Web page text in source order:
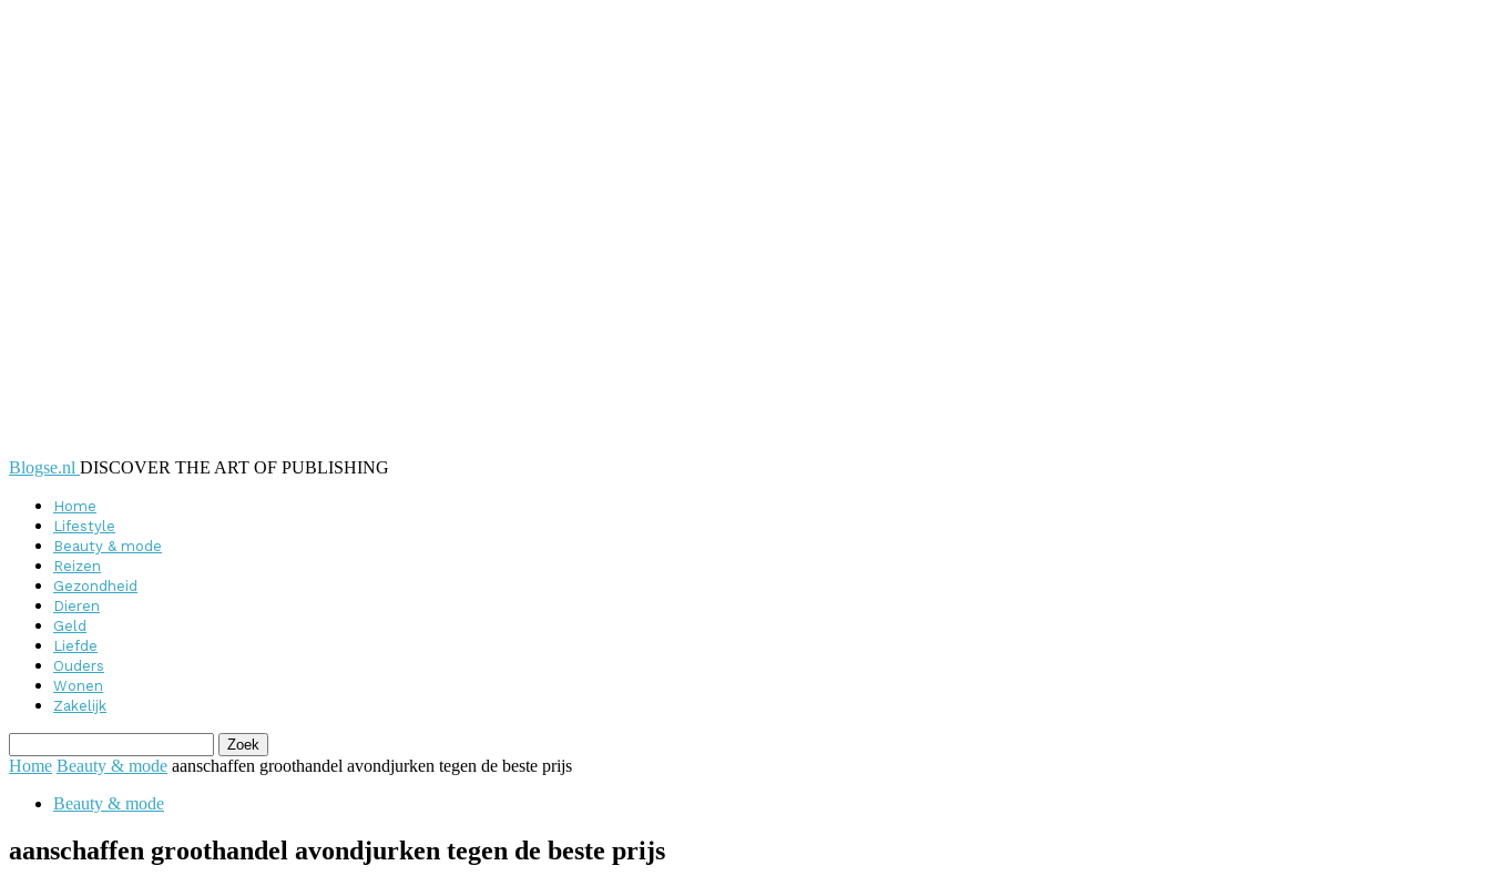
Blogse.nl DISCOVER THE ART OF PUBLISHING
Home
Lifestyle
Beauty & mode
Reizen
Gezondheid
Dieren
Geld
Liefde
Ouders
Wonen
Zakelijk
Home Beauty & mode aanschaffen groothandel avondjurken tegen de beste prijs
Beauty & mode
aanschaffen groothandel avondjurken tegen de beste prijs